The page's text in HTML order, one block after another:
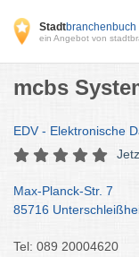
Stadtbranchenbuch
ein Angebot von
mcbs
EDV - Elektronische
Max-Planck-Str. 7
85716
Tel: 089 20004620